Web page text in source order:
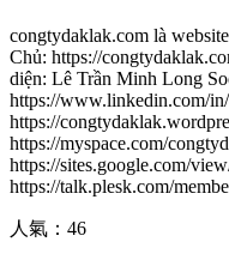
congtydaklak.com là
Chủ: https://
diện: Lê Trần Minh Long
https://www.linkedin.com/
https://
https://myspace.com/
https://sites.google.com/
https://talk.plesk.com/
人氣： 46